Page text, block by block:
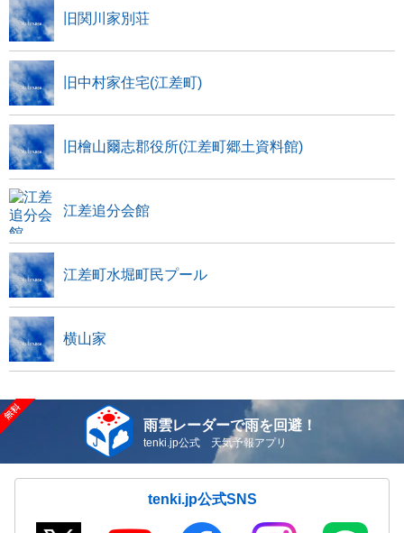
旧関川家別荘
旧中村家住宅(江差町)
旧檜山爾志郡役所(江差町郷土資料館)
江差追分会館
江差町水堀町民プール
横山家
雨雲レーダーで雨を回避！
tenki.jp公式 天気予報アプリ
tenki.jp公式SNS